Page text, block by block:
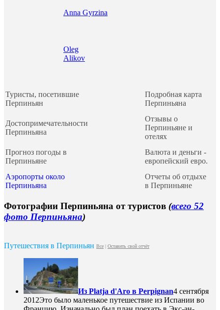
Anna Gyrzina
Oleg
Alikov
Туристы, посетившие
Перпиньян
Подробная карта
Перпиньяна
Достопримечательности
Перпиньяна
Отзывы о
Перпиньяне и
отелях
Прогноз погоды в
Перпиньяне
Валюта и деньги -
европейский евро.
Аэропорты около
Перпиньяна
Отчеты об отдыхе
в Перпиньяне
Фотографии Перпиньяна от туристов (всего 52
фото Перпиньяна)
Путешествия в Перпиньян Все | Оставить свой отчёт
Из Platja d'Aro в Perpignan4 сентября
2012Это было маленькое путешествие из Испании во